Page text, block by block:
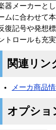
器メーカーと
ムに合わせて
復記号や発想
トロールも充
関連リン
メーカ商品
オプショ